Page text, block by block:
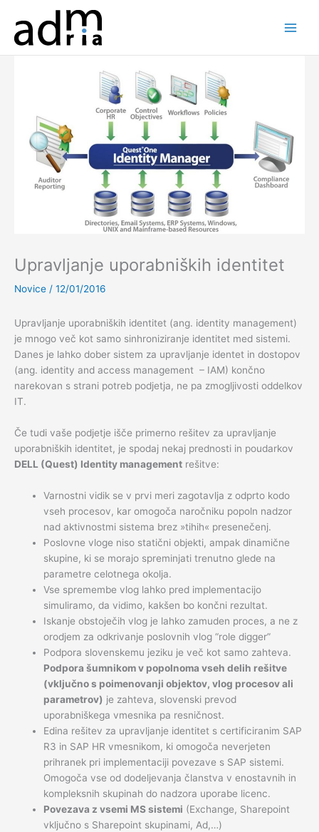
content
Upravljanje uporabniških identitet
Novice / 12/01/2016
Upravljanje uporabniških identitet (ang. identity management)
je mnogo več kot samo sinhroniziranje identitet med sistemi.
Danes je lahko dober sistem za upravljanje identet in dostopov
(ang. identity and access management – IAM) končno
narekovan s strani potreb podjetja, ne pa zmogljivosti oddelkov
IT.
Če tudi vaše podjetje išče primerno rešitev za upravljanje
uporabniških identitet, je spodaj nekaj prednosti in poudarkov
DELL (Quest) Identity management rešitve:
Varnostni vidik se v prvi meri zagotavlja z odprto kodo
vseh procesov, kar omogoča naročniku popoln nadzor
nad aktivnostmi sistema brez »tihih« presenečenj.
Poslovne vloge niso statični objekti, ampak dinamične
skupine, ki se morajo spreminjati trenutno glede na
parametre celotnega okolja.
Vse spremembe vlog lahko pred implementacijo
simuliramo, da vidimo, kakšen bo končni rezultat.
Iskanje obstoječih vlog je lahko zamuden proces, a ne z
orodjem za odkrivanje poslovnih vlog “role digger”
Podpora slovenskemu jeziku je več kot samo zahteva.
Podpora šumnikom v popolnoma vseh delih rešitve
(vključno s poimenovanji objektov, vlog procesov ali
parametrov) je zahteva, slovenski prevod
uporabniškega vmesnika pa resničnost.
Edina rešitev za upravljanje identitet s certificiranim SAP
R3 in SAP HR vmesnikom, ki omogoča neverjeten
prihranek pri implementaciji povezave s SAP sistemi.
Omogoča vse od dodeljevanja članstva v enostavnih in
kompleksnih skupinah do nadzora uporabe licenc.
Povezava z vsemi MS sistemi (Exchange, Sharepoint
vključno s Sharepoint skupinami, Ad,…)